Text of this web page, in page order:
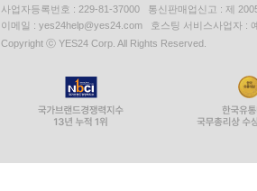
사업자등록번호 : 229-81-37000 통신판매업신고 : 제
이메일 : yes24help@yes24.com 호스팅 서비스사업자 :
Copyright ⓒ YES24 Corp. All Rights Reserved.